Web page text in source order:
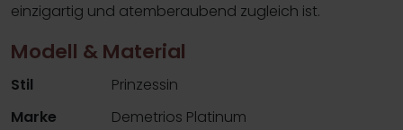
einzigartig und atemberaubend zugleich ist.
Modell & Material
Stil
Prinzessin
Marke
Demetrios Platinum